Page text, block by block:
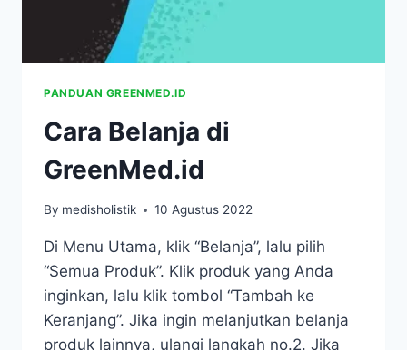
PANDUAN GREENMED.ID
Cara Belanja di
GreenMed.id
By medisholistik 10 Agustus 2022
Di Menu Utama, klik “Belanja”, lalu pilih
“Semua Produk”. Klik produk yang Anda
inginkan, lalu klik tombol “Tambah ke
Keranjang”. Jika ingin melanjutkan belanja
produk lainnya, ulangi langkah no.2. Jika